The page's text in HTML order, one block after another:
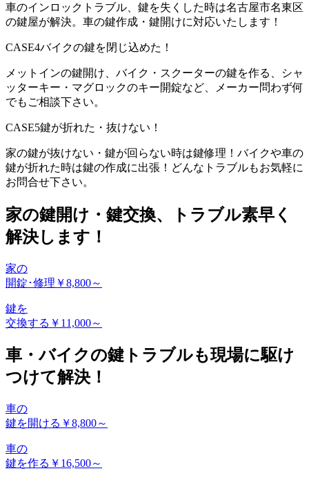
車のインロックトラブル、鍵を失くした時は名古屋市名東区
の鍵屋が解決。車の鍵作成・鍵開けに対応いたします！
CASE4バイクの鍵を閉じ込めた！
メットインの鍵開け、バイク・スクーターの鍵を作る、シャ
ッターキー・マグロックのキー開錠など、メーカー問わず何
でもご相談下さい。
CASE5鍵が折れた・抜けない！
家の鍵が抜けない・鍵が回らない時は鍵修理！バイクや車の
鍵が折れた時は鍵の作成に出張！どんなトラブルもお気軽に
お問合せ下さい。
家の鍵開け・鍵交換、トラブル素早く
解決します！
家の
開錠･修理 ￥8,800～
鍵を
交換する ￥11,000～
車・バイクの鍵トラブルも現場に駆け
つけて解決！
車の
鍵を開ける ￥8,800～
車の
鍵を作る ￥16,500～